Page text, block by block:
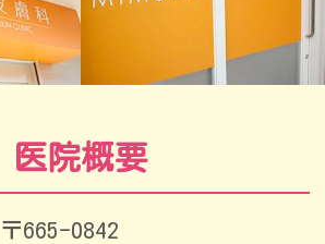
医院概要
〒665-0842